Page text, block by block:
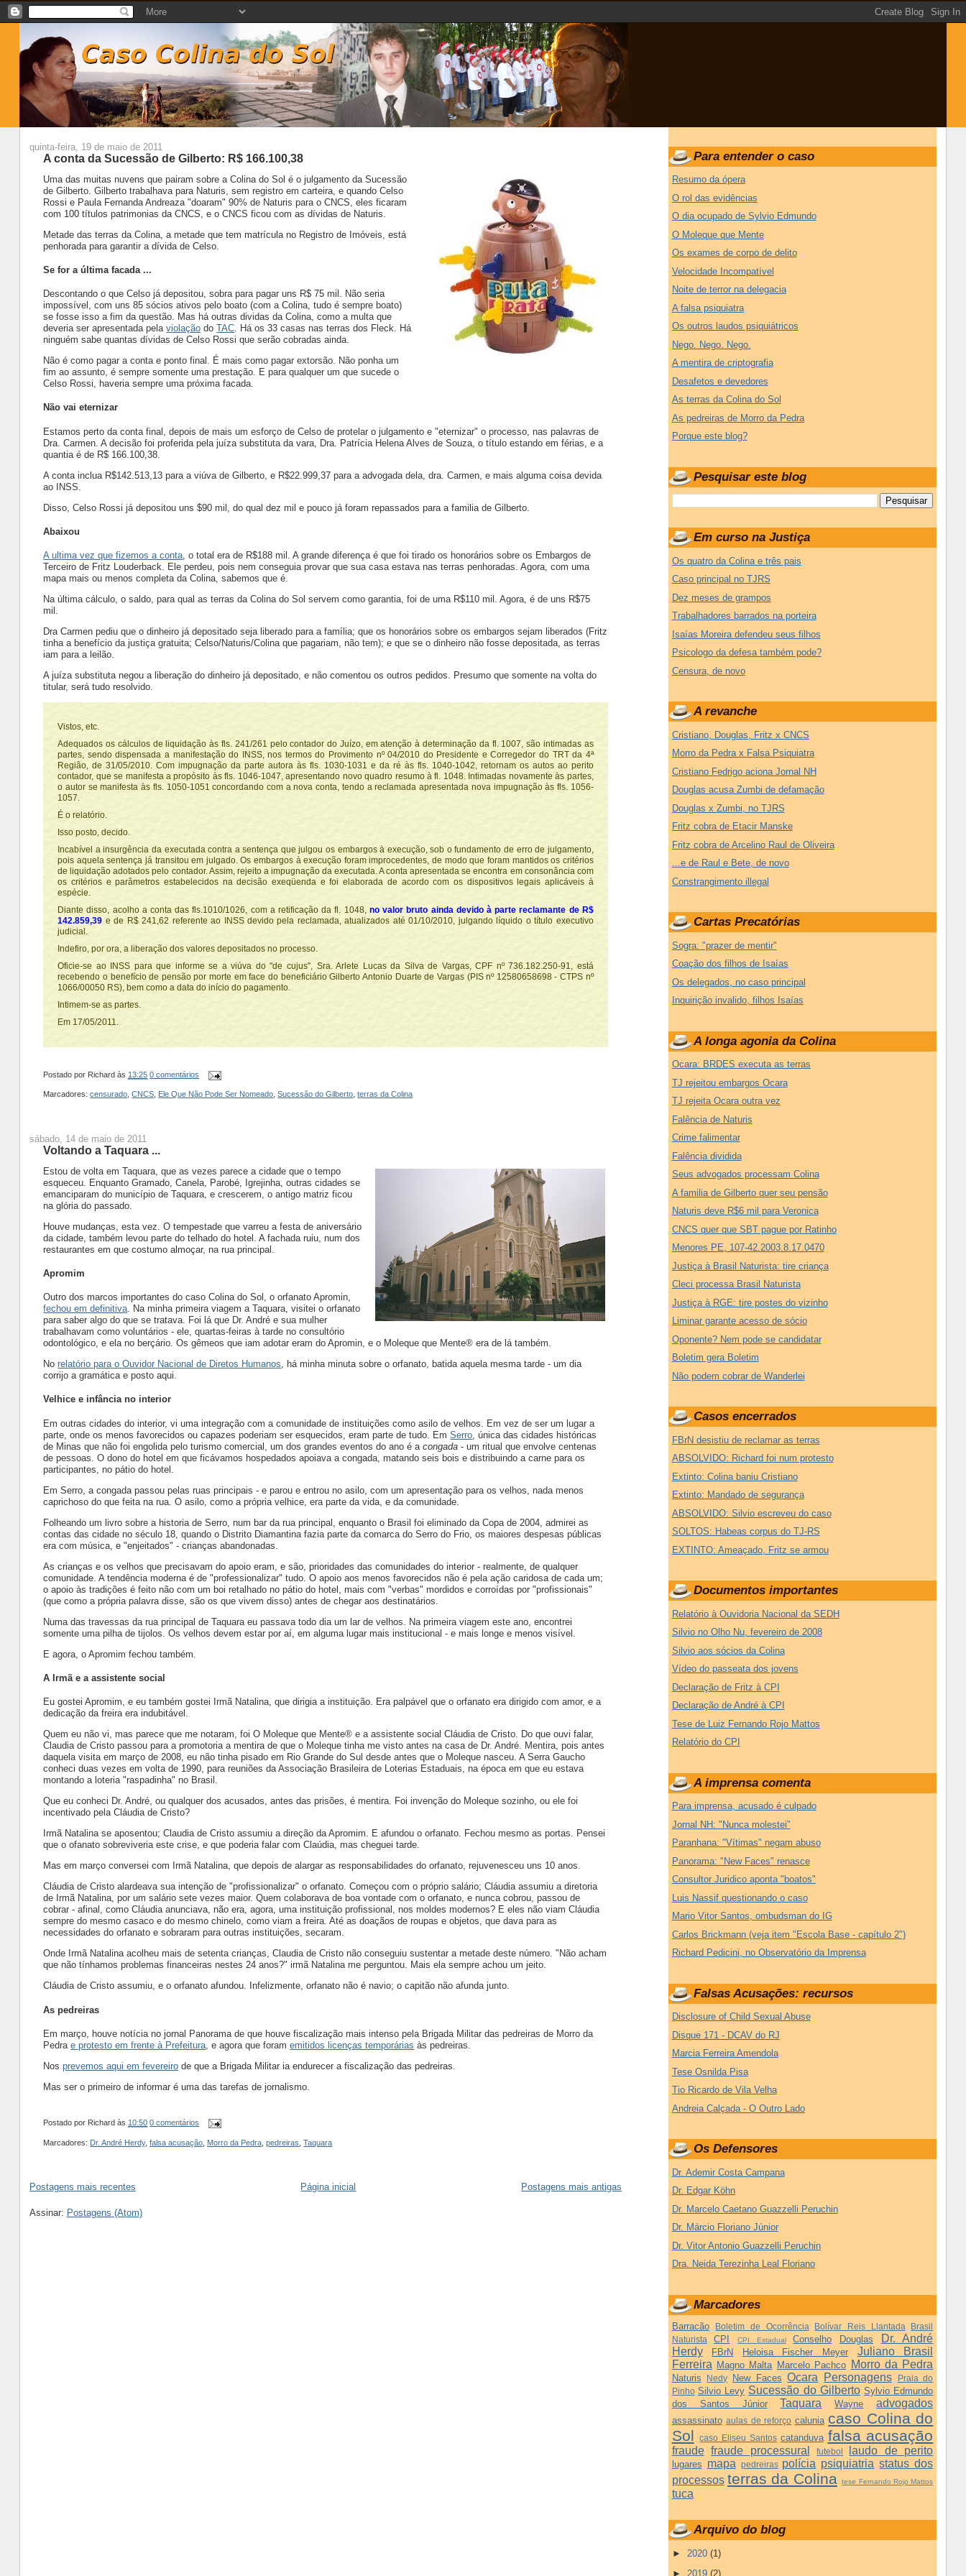
quinta-feira, 19 de maio de 2011
A conta da Sucessão de Gilberto: R$ 166.100,38
Uma das muitas nuvens que pairam sobre a Colina do Sol é o julgamento da Sucessão
de Gilberto. Gilberto trabalhava para Naturis, sem registro em carteira, e quandoCelso
Rossi e Paula Fernanda Andreaza "doaram" 90% de Naturis para o CNCS, eles ficaram
com 100 títulos patrimonias da CNCS, e o CNCS ficou com as dívidas de Naturis.
Metade das terras da Colina, a metade que tem matrícula no Registro de Imóveis, está
penhorada para garantir a dívida deCelso
Se for a última facada ...
Descontando o queCelso já depositou, sobra para pagar uns R$ 75 mil. Não seria
impossível, com uns 85 sócios ativos pelo boato (com a Colina, tudo é sempre boato)
se fosse isso a fim da questão. Mas há outras dividas da Colina, como a multa que
deveria ser apresentada pelaviolação doTAC. Há os 33 casas nas terras dos Fleck. Há
ninguém sabe quantas dívidas deCelso Rossi que serão cobradas ainda.
Não é como pagar a conta e ponto final. É mais como pagar extorsão. Não ponha um
fim ao assunto, é sempre somente uma prestação. E para qualquer um que sucede o
Celso Rossi, haveria sempre uma próxima facada.
Não vai eternizar
Estamos perto da conta final, depois de mais um esforço deCelso de protelar o julgamento e "eternizar" o processo, nas palavras de
Dra. Carmen. A decisão foi proferida pela juíza substituta da vara, Dra. Patrícia Helena Alves de Souza, o título estando em férias, e a
quantia é de R$ 166.100,38.
A conta inclua R$142.513,13 para a viúva de Gilberto, e R$22.999,37 para a advogada dela, dra. Carmen, e mais alguma coisa devida
ao INSS.
Disso,Celso Rossi já depositou uns $90 mil, do qual dez mil e pouco já foram repassados para a familia de Gilberto.
Abaixou
A ultima vez que fizemos a conta, o total era de R$188 mil. A grande diferença é que foi tirado os honorários sobre os Embargos de
Terceiro de Fritz Louderback. Ele perdeu, pois nem conseguia provar que sua casa estava nas terras penhoradas. Agora, com uma
mapa mais ou menos completa da Colina, sabemos que é.
Na última cálculo, o saldo, para qual as terras da Colina do Sol servem como garantia, foi de uma R$110 mil. Agora, é de uns R$75
mil.
Dra Carmen pediu que o dinheiro já depositado seja liberado para a família; que os honorários sobre os embargos sejam liberados (Fritz
tinha a benefício da justiça gratuita;Celso/Naturis/Colina que pagariam, não tem); e que se o dinheiro não fosse depositada, as terras
iam para a leilão.
A juíza substituta negou a liberação do dinheiro já depositado, e não comentou os outros pedidos. Presumo que somente na volta do
titular, será tudo resolvido.
Vistos, etc.
Adequados os cálculos de liquidação às fls. 241/261 pelo contador do Juízo, em atenção à determinação da fl. 1007, são intimadas as
partes, sendo dispensada a manifestação do INSS, nos termos do Provimento nº 04/2010 do Presidente e Corregedor do TRT da 4ª
Região, de 31/05/2010. Com impugnação da parte autora às fls. 1030-1031 e da ré às fls. 1040-1042, retornam os autos ao perito
contador, que se manifesta a propósito às fls. 1046-1047, apresentando novo quadro resumo à fl. 1048. Intimadas novamente às partes,
o autor se manifesta às fls. 1050-1051 concordando com a nova conta, tendo a reclamada apresentada nova impugnação às fls. 1056-
1057.
É o relatório.
Isso posto, decido.
Incabível a insurgência da executada contra a sentença que julgou os embargos à execução, sob o fundamento de erro de julgamento,
pois aquela sentença já transitou em julgado. Os embargos à execução foram improcedentes, de modo que foram mantidos os critérios
de liquidação adotados pelo contador. Assim, rejeito a impugnação da executada. A conta apresentada se encontra em consonância com
os critérios e parâmetros estabelecidos na decisão exeqüenda e foi elaborada de acordo com os dispositivos legais aplicáveis à
espécie.
Diante disso, acolho a conta das fls.1010/1026, com a retificação da fl. 1048, no valor bruto ainda devido à parte reclamante de R$
142.859,39 e de R$ 241,62 referente ao INSS devido pela reclamada, atualizados até 01/10/2010, julgando líquido o título executivo
judicial.
Indefiro, por ora, a liberação dos valores depositados no processo.
Oficie-se ao INSS para que informe se a viúva do "de cujus", Sra. Arlete Lucas da Silva de Vargas, CPF nº 736.182.250-91, está
recebendo o benefício de pensão por morte em face do beneficiário Gilberto Antonio Duarte de Vargas (PIS nº 12580658698 - CTPS nº
1066/00050 RS), bem como a data do início do pagamento.
Intimem-se as partes.
Em 17/05/2011.
Postado por Richard às 13:25 0 comentários
Marcadores:censurado ,CNCS Ele Que Não Pode Ser Nomeado ,Sucessão do Gilberto ,terras da Colina
sábado, 14 de maio de 2011
Voltando a Taquara ...
Estou de volta em Taquara, que as vezes parece a cidade que o tempo
esqueceu. Enquanto Gramado, Canela, Parobé, Igrejinha, outras cidades se
emanciparam do município de Taquara, e crescerem, o antigo matriz ficou
na glória do passado.
Houve mudanças, esta vez. O tempestade que varreu a festa de aniversário
da cidade, também levou parte do telhado do hotel. A fachada ruiu, num dos
restaurantes em que costumo almoçar, na rua principal.
Apromim
Outro dos marcos importantes do caso Colina do Sol, o orfanato Apromin,
fechou em definitiva. Na minha primeira viagem a Taquara, visitei o orfanato
para saber algo do que se tratava. Foi lá que Dr. André e sua mulher
trabalhavam como voluntários - ele, quartas-feiras à tarde no consultório
odontológico, e ela no berçário. Os gêmeos que iam adotar eram do Apromin, e o Moleque que Mente® era de lá também.
Norelatório para o Ouvidor Nacional de Diretos Humanos, há minha minuta sobre o orfanato, batida aquela mesma tarde - um dia
corrijo a gramática e posto aqui.
Velhice e infância no interior
Em outras cidades do interior, vi uma integração com a comunidade de instituições como asilo de velhos. Em vez de ser um lugar a
parte, onde os menos favorecidos ou capazes poderiam ser esquecidos, eram parte de tudo. EmSerro , única das cidades históricas
de Minas que não foi engolida pelo turismo comercial, um dos grandes eventos do ano é acongada - um ritual que envolve centenas
de pessoas. O dono do hotel em que ficávamos hospedados apoiava a congada, matando seis bois e distribuindo a carne para os
participantes, no pátio do hotel.
Em Serro, a congada passou pelas ruas principais - e parou e entrou no asilo, com um apresentação para os velhos, nada menos
caprichoso do que feita na rua. O asilo, como a própria velhice, era parte da vida, e da comunidade.
Folheando um livro sobre a historia de Serro, num bar da rua principal, enquanto o Brasil foi eliminado da Copa de 2004, admirei as
contas das cidade no século 18, quando o Distrito Diamantina fazia parte da comarca do Serro do Frio, os maiores despesas públicas
era com música, e "enjeitados" - crianças abandonadas.
As crianças e os velhos que precisavam do apoio eram, e são, prioridades das comunidades do interior - realmente, de qualquer
comunidade. A tendência moderna é de "professionalizar" tudo. O apoio aos menos favorecidos não é pela ação caridosa de cada um;
o apoio às tradições é feito não com um boi retalhado no pátio do hotel, mais com "verbas" mordidos e corroídas por "profissionais"
(que como a própria palavra disse, são os que vivem disso) antes de chegar aos destinatários.
Numa das travessas da rua principal de Taquara eu passava todo dia um lar de velhos. Na primeira viagem este ano, encontrei
somente uma pilha de tijolos. Os velhos devem estar por aí, em alguma lugar mais institucional - e mais longe e menos visível.
E agora, o Apromim fechou também.
A Irmã e a assistente social
Eu gostei Apromim, e eu também gostei Irmã Natalina, que dirigia a instituição. Era palpável que o orfanato era dirigido com amor, e a
dedicação da freira era indubitável.
Quem eu não vi, mas parece que me notaram, foi O Moleque que Mente® e a assistente social Cláudia de Cristo. Do que ouvi falar,
Claudia de Cristo passou para a promotoria a mentira de que o Moleque tinha me visto antes na casa de Dr. André. Mentira, pois antes
daquela visita em março de 2008, eu não tinha pisado em Rio Grande do Sul desde antes que o Moleque nasceu. A Serra Gaucho
conheci duas vezes em volta de 1990, para reuniões da Associação Brasileira de Loterias Estaduais, na época em que eu estava
montando a loteria "raspadinha" no Brasil.
Que eu conheci Dr. André, ou qualquer dos acusados, antes das prisões, é mentira. Foi invenção do Moleque sozinho, ou ele foi
incentivado pela Cláudia de Cristo?
Irmã Natalina se aposentou; Claudia de Cristo assumiu a direção da Apromim. E afundou o orfanato. Fechou mesmo as portas. Pensei
que o ofanato sobreviveria este crise, e que poderia falar com Claúdia, mas cheguei tarde.
Mas em março conversei com Irmã Natalina, que depois de alargar as responsabilidades do orfanato, rejuvenesceu uns 10 anos.
Cláudia de Cristo alardeava sua intenção de "profissionalizar" o orfanato. Começou com o próprio salário; Cláudia assumiu a diretoria
de Irmã Natalina, por um salário sete vezes maior. Quem colaborava de boa vontade com o orfanato, e nunca cobrou, passou de
cobrar - afinal, como Cláudia anunciava, não era, agora, uma instituição profissional, nos moldes modernos? E eles não viam Cláudia
sempre do mesmo casaco e do mesmo chinelo, como viam a freira. Até as doaçãos de roupas e objetos, que dava para as
necessidades do orfanato e sobraram para outras instituições, secaram.
Onde Irmã Natalina acolheu mais de setenta crianças, Claudia de Cristo não conseguiu sustentar a metade deste número. "Não acham
que não tínhamos problemas financeiras nestes 24 anos?" irmã Natalina me perguntou. Mais ela sempre achou um jeito.
Cláudia de Cristo assumiu, e o orfanato afundou. Infelizmente, orfanato não é navio; o capitão não afunda junto.
As pedreiras
Em março, houve notícia no jornal Panorama de que houve fiscalização mais intenso pela Brigada Militar das pedreiras de Morro da
Pedrae protesto em frente à Prefeitura , e agora que foramemitidos licenças temporárias às pedreiras.
Nosprevemos aqui em fevereiro de que a Brigada Militar ia endurecer a fiscalização das pedreiras.
Mas ser o primeiro de informar é uma das tarefas de jornalismo.
Postado por Richard às10:50 0 comentários
Marcadores: Dr. André Herdy,falsa acusação Morro da Pedra ,pedreiras ,Taquara
Postagens mais recentes Postagens mais antigas
Página inicial
Assinar: Postagens (Atom)
Para entender o caso
Resumo da ópera
O rol das evidências
O dia ocupado de Sylvio Edmundo
O Moleque que Mente
Os exames de corpo de delito
Velocidade Incompatível
Noite de terror na delegacia
A falsa psiquiatra
Os outros laudos psiquiátricos
Nego. Nego. Nego.
A mentira de criptografia
Desafetos e devedores
As terras da Colina do Sol
As pedreiras de Morro da Pedra
Porque este blog?
Pesquisar este blog
Em curso na Justiça
Os quatro da Colina e três pais
Caso principal no TJRS
Dez meses de grampos
Trabalhadores barrados na porteira
Isaías Moreira defendeu seus filhos
Psicologo da defesa também pode?
Censura, de novo
A revanche
Cristiano, Douglas, Fritz x CNCS
Morro da Pedra x Falsa Psiquiatra
Cristiano Fedrigo aciona Jornal NH
Douglas acusa Zumbi de defamação
Douglas x Zumbi, no TJRS
Fritz cobra de Etacir Manske
Fritz cobra de Arcelino Raul de Oliveira
...e de Raul e Bete, de novo
Constrangimento illegal
Cartas Precatórias
Sogra: "prazer de mentir"
Coação dos filhos de Isaías
Os delegados, no caso principal
Inquirição invalido, filhos Isaías
A longa agonia da Colina
Ocara: BRDES executa as terras
TJ rejeitou embargos Ocara
TJ rejeita Ocara outra vez
Falência de Naturis
Crime falimentar
Falência dividida
Seus advogados processam Colina
A familia de Gilberto quer seu pensão
Naturis deve R$6 mil para Veronica
CNCS quer que SBT pague por Ratinho
Menores PE, 107-42.2003.8.17.0470
Justiça à Brasil Naturista: tire criança
Cleci processa Brasil Naturista
Justiça à RGE: tire postes do vizinho
Liminar garante acesso de sócio
Oponente? Nem pode se candidatar
Boletim gera Boletim
Não podem cobrar de Wanderlei
Casos encerrados
FBrN desistiu de reclamar as terras
ABSOLVIDO: Richard foi num protesto
Extinto: Colina baniu Cristiano
Extinto: Mandado de segurança
ABSOLVIDO: Silvio escreveu do caso
SOLTOS: Habeas corpus do TJ-RS
EXTINTO: Ameaçado, Fritz se armou
Documentos importantes
Relatório à Ouvidoria Nacional da SEDH
Silvio no Olho Nu, fevereiro de 2008
Silvio aos sócios da Colina
Vídeo do passeata dos jovens
Declaração de Fritz à CPI
Declaração de André à CPI
Tese de Luiz Fernando Rojo Mattos
Relatório do CPI
A imprensa comenta
Para imprensa, acusado é culpado
Jornal NH: "Nunca molestei"
Paranhana: "Vítimas" negam abuso
Panorama: "New Faces" renasce
Consultor Juridico aponta "boatos"
Luis Nassif questionando o caso
Mario Vitor Santos, ombudsman do IG
Carlos Brickmann (veja item "Escola Base - capítulo 2")
Richard Pedicini, no Observatório da Imprensa
Falsas Acusações: recursos
Disclosure of Child Sexual Abuse
Disque 171 - DCAV do RJ
Marcia Ferreira Amendola
Tese Osnilda Pisa
Tio Ricardo de Vila Velha
Andreia Calçada - O Outro Lado
Os Defensores
Dr. Ademir Costa Campana
Dr. Edgar Köhn
Dr. Marcelo Caetano Guazzelli Peruchin
Dr. Márcio Floriano Júnior
Dr. Vitor Antonio Guazzelli Peruchin
Dra. Neida Terezinha Leal Floriano
Marcadores
Barracão Boletim de Ocorrência Bolívar Reis Llantada
Brasil
Naturista
CPI CPI Estadual Conselho Douglas
Dr. André
Herdy
FBrN Heloisa Fischer Meyer
Juliano Brasil
Ferreira Magno Malta Marcelo Pachco Morro da Pedra
Naturis Nedy New Faces Ocara Personagens
Praia do
Pinho Silvio Levy Sucessão do Gilberto Sylvio Edmundo
dos Santos Júnior
Taquara Wayne advogados
assassinato aulas de reforço calunia caso Colina do
Sol
caso Eliseu Santos catanduva falsa acusação
fraude fraude processural futebol laudo de perito
lugares mapa pedreiras polícia psiquiatria status dos
processos terras da Colina tese Fernando Rojo Mattos
tuca
Arquivo do blog
► 2020 (1)
► 2019 (2)